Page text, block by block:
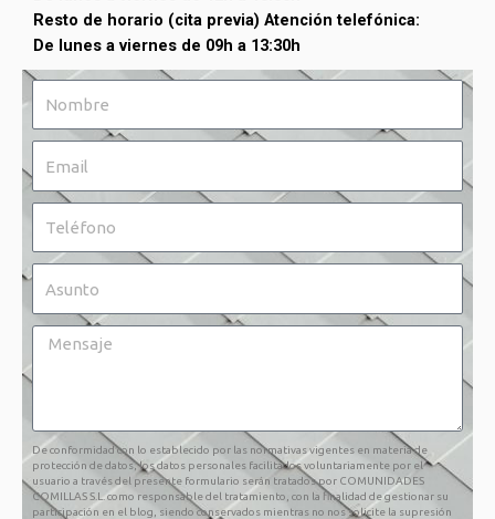
Resto de horario (cita previa) Atención telefónica:
De lunes a viernes de 09h a 13:30h
De conformidad con lo establecido por las normativas vigentes en materia de
protección de datos, los datos personales facilitados voluntariamente por el
usuario a través del presente formulario serán tratados por COMUNIDADES
COMILLAS S.L. como responsable del tratamiento, con la finalidad de gestionar su
participación en el blog, siendo conservados mientras no nos solicite la supresión